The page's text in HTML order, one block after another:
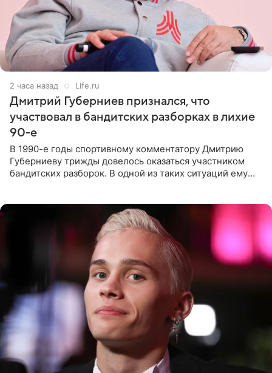
2 часа назад Life.ru
Дмитрий Губерниев признался, что
участвовал в бандитских разборках в лихие
90-е
В 1990-е годы спортивному комментатору Дмитрию
Губерниеву трижды довелось оказаться участником
бандитских разборок. В одной из таких ситуаций ему